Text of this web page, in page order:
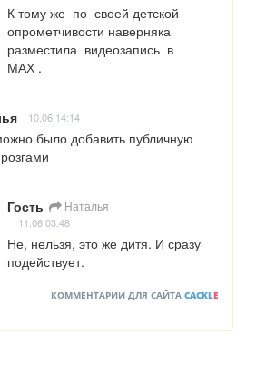
К тому же  по  своей детской
опрометчивости наверняка
разместила  видеозапись  в
МАХ .
10.06 14:14
было добавить публичную
Гость Наталья
11.06 03:48
Не, нельзя, это же дитя. И сразу
подействует.
КОММЕНТАРИИ ДЛЯ САЙТА CACKLE